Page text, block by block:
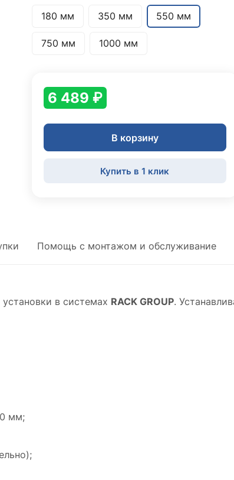
180 мм 350 мм 550 мм
750 мм 1000 мм
6 489 ₽
В корзину
Купить в 1 клик
Помощь с монтажом и обслуживание
в системах RACK GROUP.
мм;